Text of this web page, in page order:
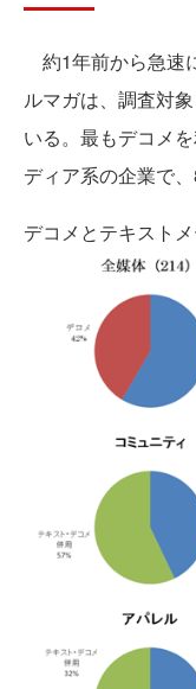
約1年前から急速
ルマガは、調査対
いる。最もデコメ
ディア系の企業で
デコメとテキスト